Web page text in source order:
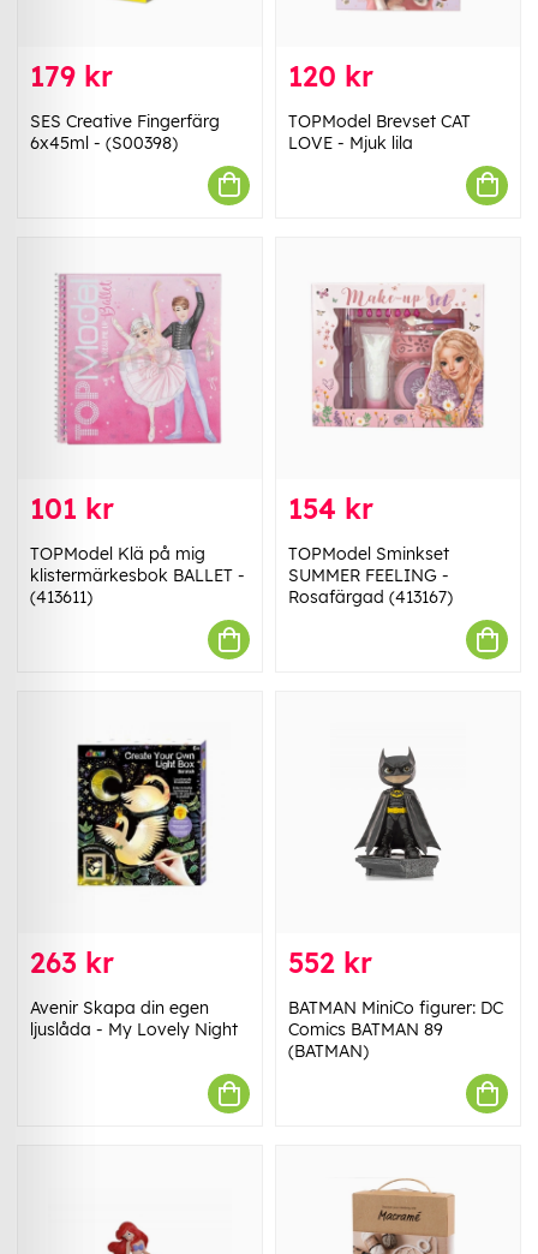
179 kr
SES Creative Fingerfärg
6x45ml - (S00398)
120 kr
TOPModel Brevset CAT
LOVE - Mjuk lila
101 kr
TOPModel Klä på mig
klistermärkesbok BALLET -
(413611)
154 kr
TOPModel Sminkset
SUMMER FEELING -
Rosafärgad (413167)
263 kr
Avenir Skapa din egen
ljuslåda - My Lovely Night
552 kr
BATMAN MiniCo figurer: DC
Comics BATMAN 89
(BATMAN)